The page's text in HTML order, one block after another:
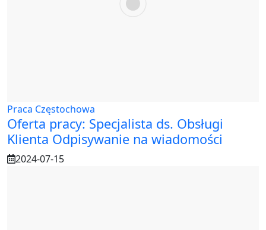
Praca Częstochowa
Oferta pracy: Specjalista ds. Obsługi
Klienta Odpisywanie na wiadomości
2024-07-15